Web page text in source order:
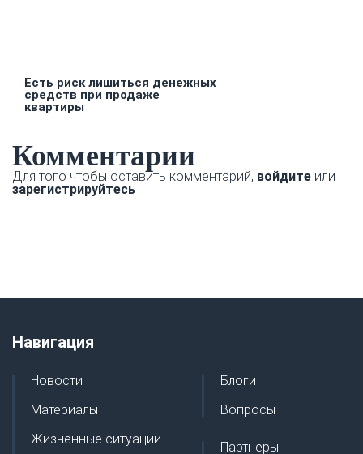
Есть риск лишиться денежных
средств при продаже
квартиры
Комментарии
Для того чтобы оставить комментарий, войдите или
зарегистрируйтесь
Навигация
Новости
Материалы
Жизненные ситуации
Блоги
Вопросы
Партнеры